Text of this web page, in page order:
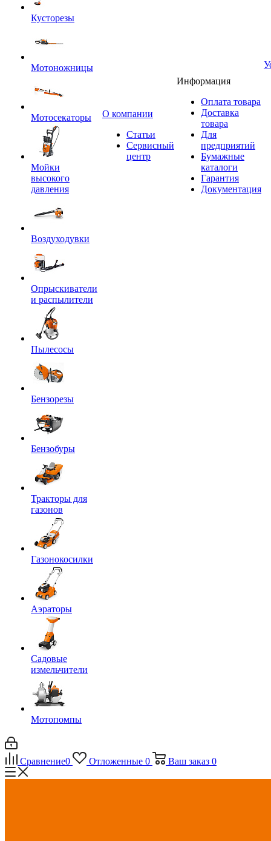
Кусторезы
Мотоножницы
Мотосекаторы
Мойки
высокого
давления
Воздуходувки
Опрыскиватели
и распылители
Пылесосы
Бензорезы
Бензобуры
Тракторы для
газонов
Газонокосилки
Аэраторы
Садовые
измельчители
Мотопомпы
O компании
Статьи
Сервисный
центр
Информация
Оплата товара
Доставка
товара
Для
предприятий
Бумажные
каталоги
Гарантия
Документация
Сравнение0 Отложенные 0 Ваш заказ 0